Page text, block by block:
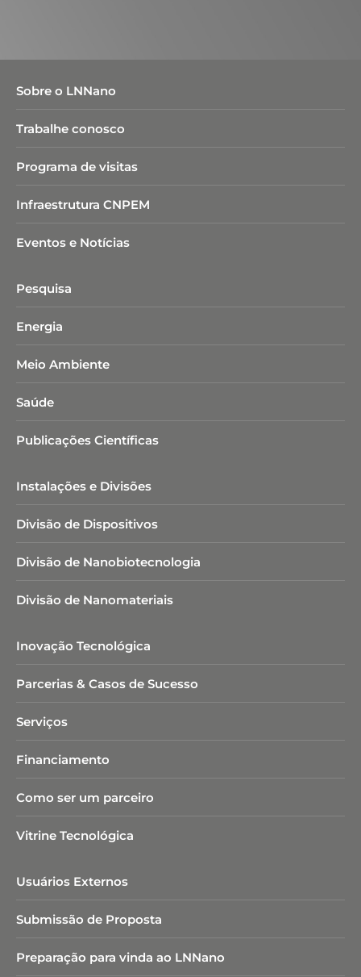
Sobre o LNNano
Trabalhe conosco
Programa de visitas
Infraestrutura CNPEM
Eventos e Notícias
Pesquisa
Energia
Meio Ambiente
Saúde
Publicações Científicas
Instalações e Divisões
Divisão de Dispositivos
Divisão de Nanobiotecnologia​
Divisão de Nanomateriais
Inovação Tecnológica
Parcerias & Casos de Sucesso
Serviços
Financiamento
Como ser um parceiro
Vitrine Tecnológica
Usuários Externos
Submissão de Proposta
Preparação para vinda ao LNNano